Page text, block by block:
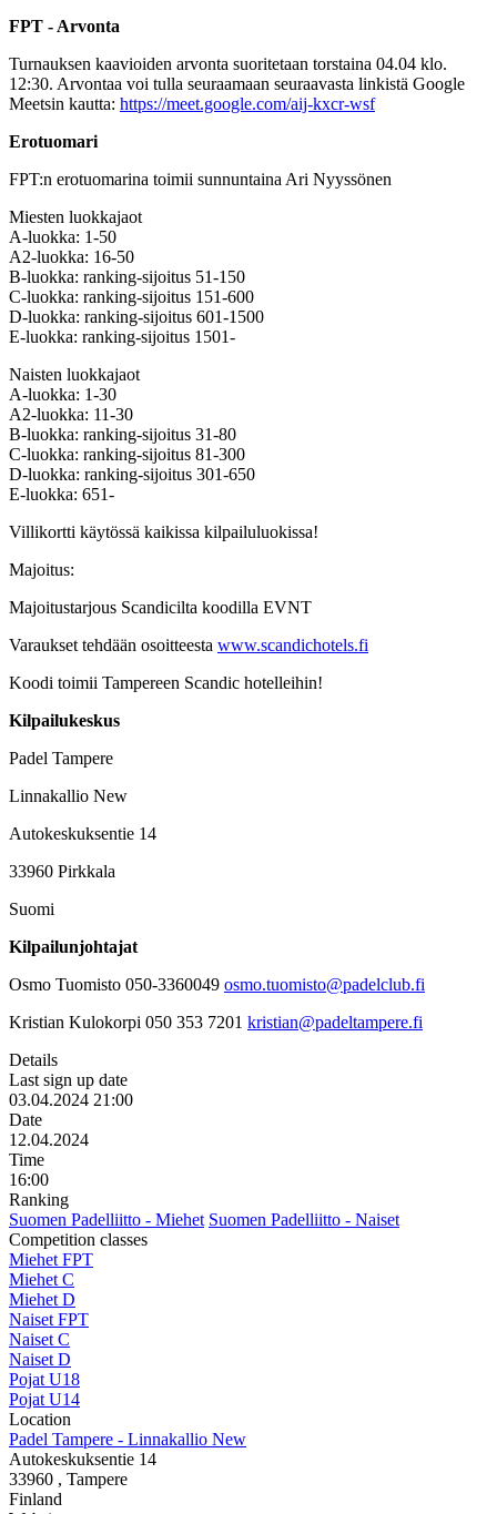
FPT - Arvonta
Turnauksen kaavioiden arvonta suoritetaan torstaina 04.04 klo.
12:30. Arvontaa voi tulla seuraamaan seuraavasta linkistä Google
Meetsin kautta: https://meet.google.com/aij-kxcr-wsf
Erotuomari
FPT:n erotuomarina toimii sunnuntaina Ari Nyyssönen
Miesten luokkajaot
A-luokka: 1-50
A2-luokka: 16-50
B-luokka: ranking-sijoitus 51-150
C-luokka: ranking-sijoitus 151-600
D-luokka: ranking-sijoitus 601-1500
E-luokka: ranking-sijoitus 1501-
Naisten luokkajaot
A-luokka: 1-30
A2-luokka: 11-30
B-luokka: ranking-sijoitus 31-80
C-luokka: ranking-sijoitus 81-300
D-luokka: ranking-sijoitus 301-650
E-luokka: 651-
Villikortti käytössä kaikissa kilpailuluokissa!
Majoitus:
Majoitustarjous Scandicilta koodilla EVNT
Varaukset tehdään osoitteesta www.scandichotels.fi
Koodi toimii Tampereen Scandic hotelleihin!
Kilpailukeskus
Padel Tampere
Linnakallio New
Autokeskuksentie 14
33960 Pirkkala
Suomi
Kilpailunjohtajat
Osmo Tuomisto 050-3360049 osmo.tuomisto@padelclub.fi
Kristian Kulokorpi 050 353 7201 kristian@padeltampere.fi
Details
Last sign up date
03.04.2024 21:00
Date
12.04.2024
Time
16:00
Ranking
Suomen Padelliitto - Miehet Suomen Padelliitto - Naiset
Competition classes
Miehet FPT
Miehet C
Miehet D
Naiset FPT
Naiset C
Naiset D
Pojat U18
Pojat U14
Location
Padel Tampere - Linnakallio New
Autokeskuksentie 14
33960 , Tampere
Finland